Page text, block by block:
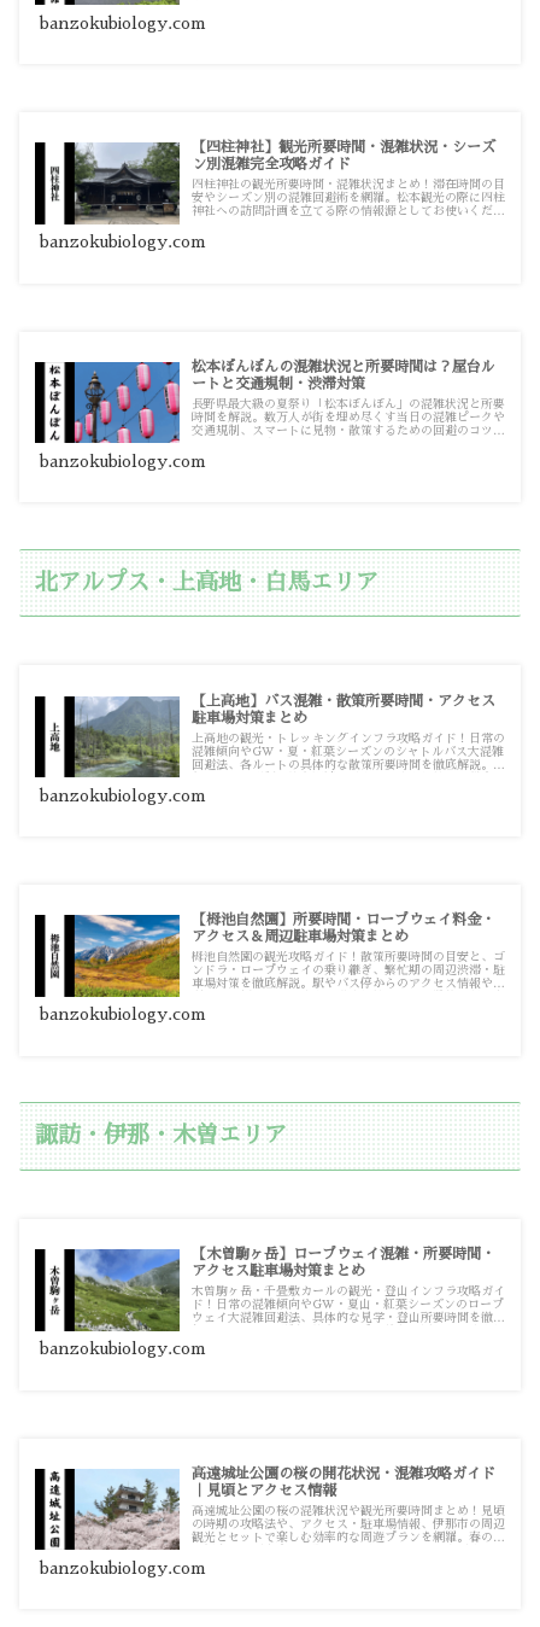
banzokubiology.com
【四柱神社】観光所要時間・混雑状況・シーズ
ン別混雑完全攻略ガイド
四柱神社の観光所要時間・混雑状況まとめ！滞在時間の目
安やシーズン別の混雑回避術を網羅。松本観光の際に四柱
神社への訪問計画を立てる際の情報源としてお使いくださ
banzokubiology.com
松本ぼんぼんの混雑状況と所要時間は？屋台ル
ートと交通規制・渋滞対策
長野県最大級の夏祭り「松本ぼんぼん」の混雑状況と所要
時間を解説。数万人が街を埋め尽くす当日の混雑ピークや
交通規制、スマートに見物・散策するための回避のコツを
banzokubiology.com
北アルプス・上高地・白馬エリア
【上高地】バス混雑・散策所要時間・アクセス
駐車場対策まとめ
上高地の観光・トレッキングインフラ攻略ガイド！日常の
混雑傾向やGW・夏・紅葉シーズンのシャトルバス大混雑
回避法、各ルートの具体的な散策所要時間を徹底解説。通
詳細記事をまとめています。
banzokubiology.com
【栂池自然園】所要時間・ロープウェイ料金・
アクセス＆周辺駐車場対策まとめ
栂池自然園の観光攻略ガイド！散策所要時間の目安と、ゴ
ンドラ・ロープウェイの乗り継ぎ、繁忙期の周辺渋滞・駐
車場対策を徹底解説。駅やバス停からのアクセス情報や、
まとめています。
banzokubiology.com
諏訪・伊那・木曽エリア
【木曽駒ヶ岳】ロープウェイ混雑・所要時間・
アクセス駐車場対策まとめ
木曽駒ヶ岳・千畳敷カールの観光・登山インフラ攻略ガイ
ド！日常の混雑傾向やGW・夏山・紅葉シーズンのロープ
ウェイ大混雑回避法、具体的な見学・登山所要時間を徹底
策まで役立つ詳細記事をまとめています。
banzokubiology.com
高遠城址公園の桜の開花状況・混雑攻略ガイド
｜見頃とアクセス情報
高遠城址公園の桜の混雑状況や観光所要時間まとめ！見頃
の時期の攻略法や、アクセス・駐車場情報、伊那市の周辺
観光とセットで楽しむ効率的な周遊プランを網羅。春の長
banzokubiology.com